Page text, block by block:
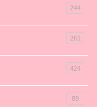
244
261
424
89